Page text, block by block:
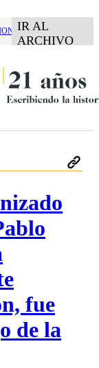
IR AL
ARCHIVO
fue
de la